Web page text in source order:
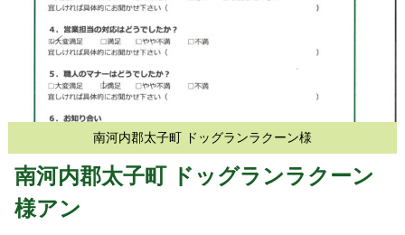
南河内郡太子町 ドッグランラクーン様
南河内郡太子町 ドッグランラクーン
様アン